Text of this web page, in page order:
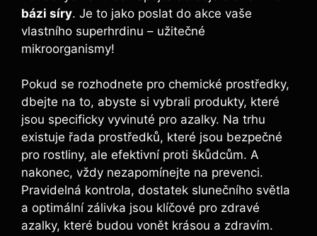
‍bázi síry. Je to jako poslat do akce vaše
vlastního superhrdinu – užitečné
mikroorganismy!
Pokud se⁤ rozhodnete​ pro ‌chemické prostředky,
dbejte na to, abyste si vybrali produkty, které
jsou specificky‌ vyvinuté pro azalky. Na trhu
existuje řada ⁤prostředků, ⁢které jsou bezpečné
pro rostliny, ale efektivní‌ proti škůdcům. A
nakonec, ⁣vždy ⁢nezapomínejte na​ prevenci.⁢
Pravidelná kontrola,⁢ dostatek slunečního světla
a optimální zálivka jsou klíčové pro zdravé
azalky, ⁤které budou ‍vonět krásou a zdravím.